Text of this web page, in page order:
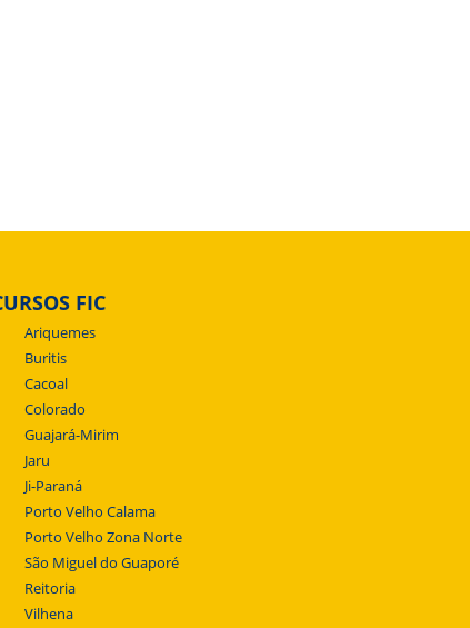
FIC
Ariquemes
Buritis
Cacoal
Colorado
Guajará-Mirim
Jaru
Ji-Paraná
Porto Velho Calama
Porto Velho Zona Norte
São Miguel do Guaporé
Reitoria
Vilhena